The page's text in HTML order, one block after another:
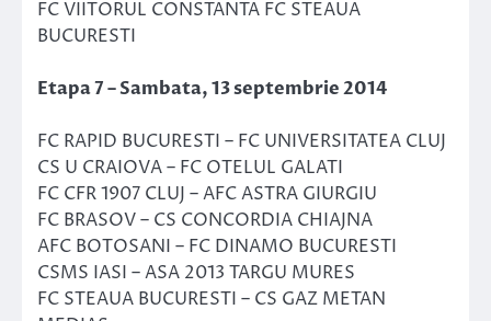
FC VIITORUL CONSTANTA FC STEAUA
BUCURESTI
Etapa 7 – Sambata, 13 septembrie 2014
FC RAPID BUCURESTI – FC UNIVERSITATEA CLUJ
CS U CRAIOVA – FC OTELUL GALATI
FC CFR 1907 CLUJ – AFC ASTRA GIURGIU
FC BRASOV – CS CONCORDIA CHIAJNA
AFC BOTOSANI – FC DINAMO BUCURESTI
CSMS IASI – ASA 2013 TARGU MURES
FC STEAUA BUCURESTI – CS GAZ METAN